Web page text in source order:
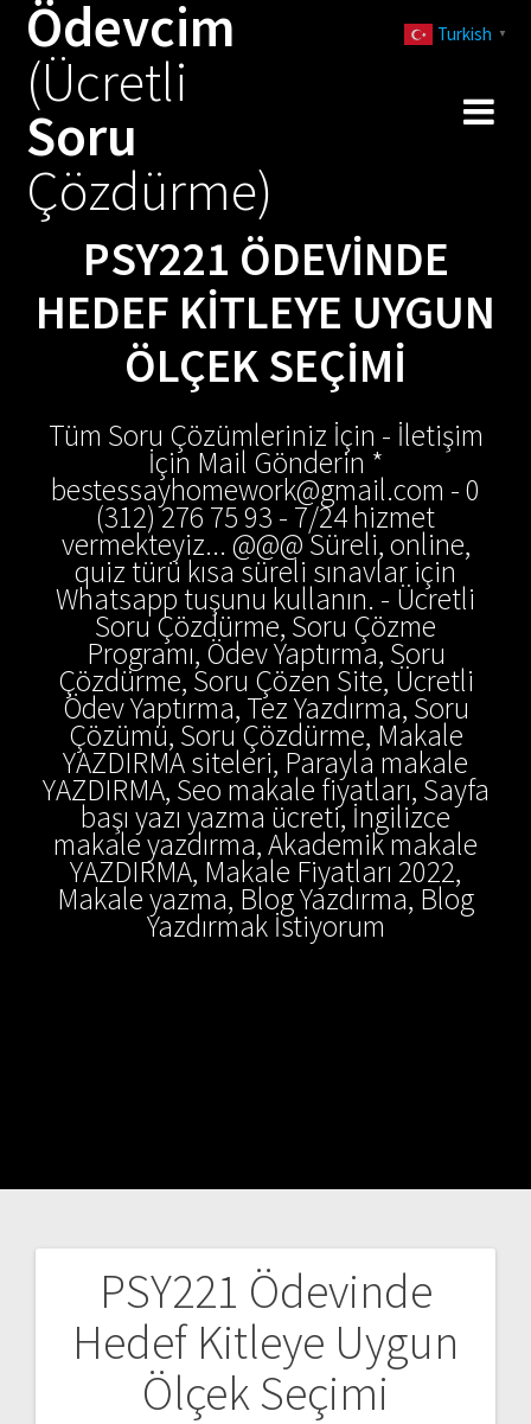
Ödevcim
(Ücretli
Soru
Çözdürme)
PSY221 ÖDEVINDE
HEDEF KITLEYE UYGUN
ÖLÇEK SEÇIMI
Tüm Soru Çözümleriniz İçin - İletişim
İçin Mail Gönderin *
bestessayhomework@gmail.com - 0
(312) 276 75 93 - 7/24 hizmet
vermekteyiz... @@@ Süreli, online,
quiz türü kısa süreli sınavlar için
Whatsapp tuşunu kullanın. - Ücretli
Soru Çözdürme, Soru Çözme
Programı, Ödev Yaptırma, Soru
Çözdürme, Soru Çözen Site, Ücretli
Ödev Yaptırma, Tez Yazdırma, Soru
Çözümü, Soru Çözdürme, Makale
YAZDIRMA siteleri, Parayla makale
YAZDIRMA, Seo makale fiyatları, Sayfa
başı yazı yazma ücreti, İngilizce
makale yazdırma, Akademik makale
YAZDIRMA, Makale Fiyatları 2022,
Makale yazma, Blog Yazdırma, Blog
Yazdırmak İstiyorum
PSY221 Ödevinde
Hedef Kitleye Uygun
Ölçek Seçimi
Yazı
gezinmesi
Turkish ▼